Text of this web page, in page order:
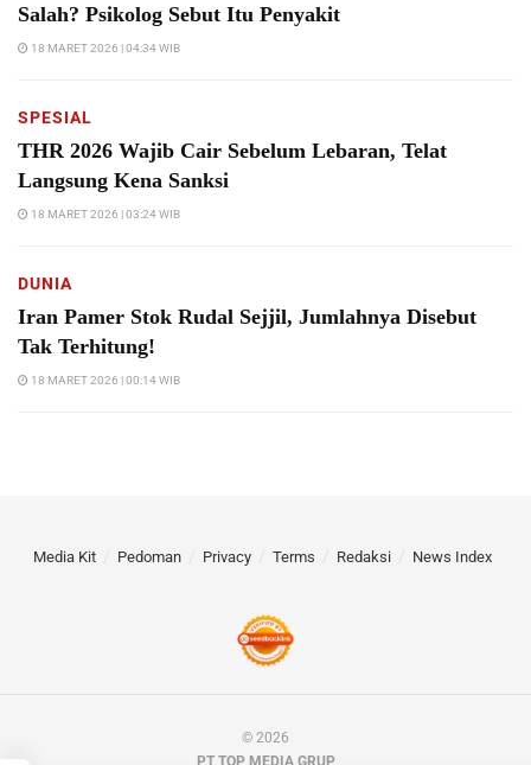
Salah? Psikolog Sebut Itu Penyakit
18 MARET 2026 | 04:34 WIB
SPESIAL
THR 2026 Wajib Cair Sebelum Lebaran, Telat
Langsung Kena Sanksi
18 MARET 2026 | 03:24 WIB
DUNIA
Iran Pamer Stok Rudal Sejjil, Jumlahnya Disebut
Tak Terhitung!
18 MARET 2026 | 00:14 WIB
Media Kit Pedoman Privacy Terms Redaksi News Index
© 2026
PT TOP MEDIA GRUP